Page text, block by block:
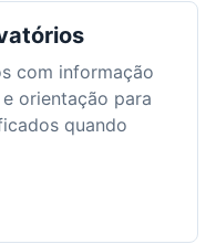
com informação
orientação para
quando